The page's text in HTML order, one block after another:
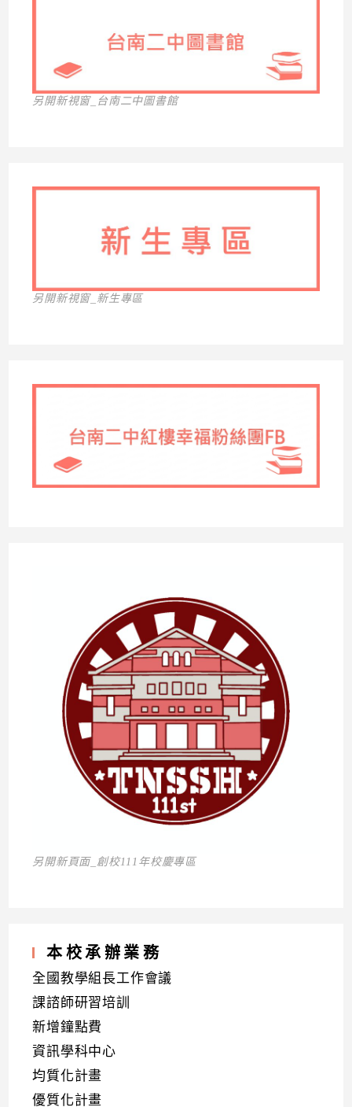
另開新視窗_台南二中圖書館
另開新視窗_新生專區
另開新頁面_創校111年校慶專區
本校承辦業務
全國教學組長工作會議
課諮師研習培訓
新增鐘點費
資訊學科中心
均質化計畫
優質化計畫